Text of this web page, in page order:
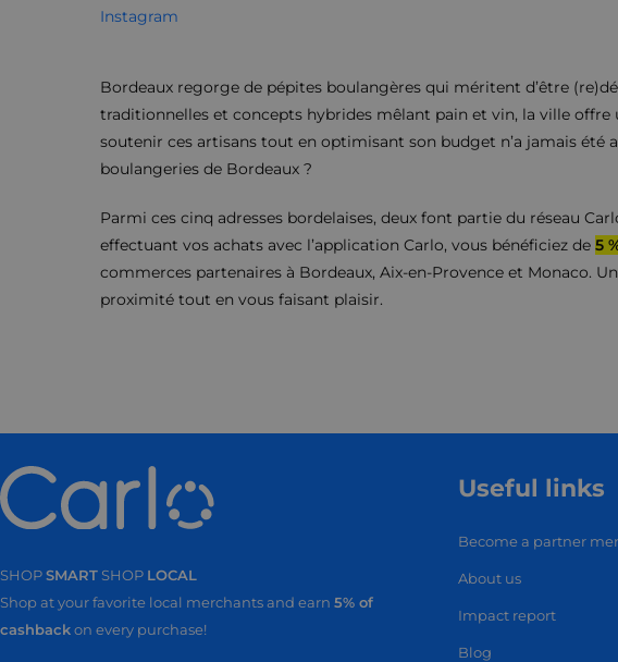
Instagram
Bordeaux regorge de pépites boulangères qui méritent d’être
traditionnelles et concepts hybrides mêlant pain et vin, la ville offre
soutenir ces artisans tout en optimisant son budget n’a jamais été
boulangeries de Bordeaux ?
Parmi ces cinq adresses bordelaises, deux font partie du réseau
effectuant vos achats avec l’application Carlo, vous bénéficiez de 5
commerces partenaires à Bordeaux, Aix-en-Provence et Monaco.
proximité tout en vous faisant plaisir.
SHOPSMART SHOP LOCAL
Shop at your favorite local merchants and earn 5% of
cashbackon every purchase!
Useful links
Become a partner
About us
Impact report
Blog